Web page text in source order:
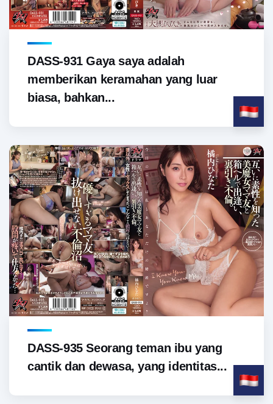
DASS-931 Gaya saya adalah
memberikan keramahan yang luar
biasa, bahkan...
DASS-935 Seorang teman ibu yang
cantik dan dewasa, yang identitas...